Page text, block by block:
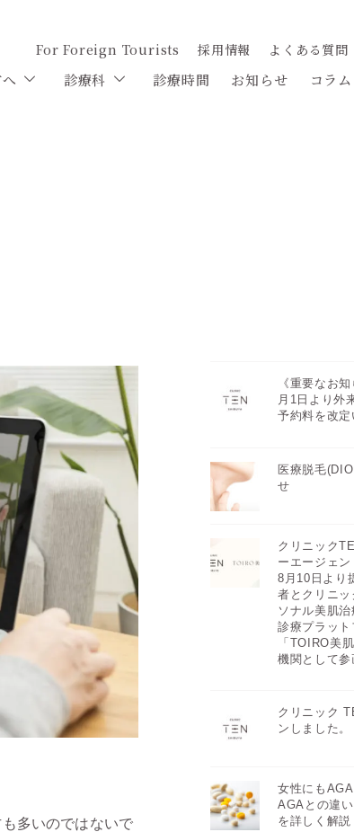
For Foreign Tourists 採用情報 よくある質問
診療科 診療時間 お知らせ コラム
多いのではないで
《重要なお
月1日より外
予約料を改定
医療脱毛
せ
クリニック
ーエージェン
8月10日より
者とクリニ
ソナル美肌
診療プラット
「TOIRO美
機関として参
クリニック
ンしました。
女性にも
AGAとの違
を詳しく解説